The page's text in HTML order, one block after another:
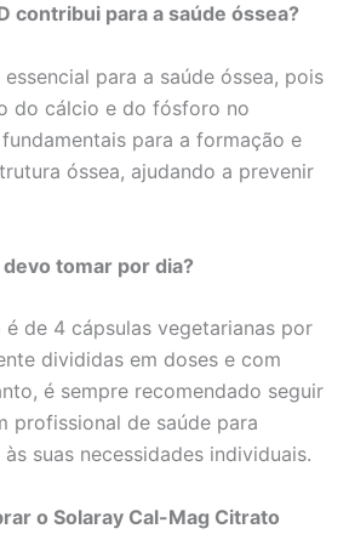
contribui para a saúde óssea?
para a saúde óssea, pois
do cálcio e do fósforo no
para a formação e
óssea, ajudando a prevenir
tomar por dia?
de 4 cápsulas vegetarianas por
divididas em doses e com
é sempre recomendado seguir
profissional de saúde para
suas necessidades individuais.
o Solaray Cal-Mag Citrato